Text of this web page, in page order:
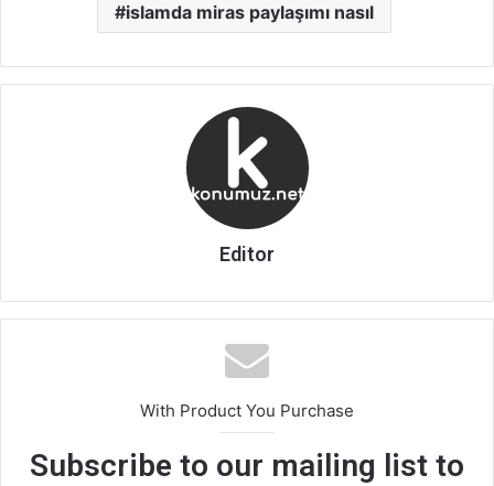
islamda miras paylaşımı nasıl
Editor
With Product You Purchase
Subscribe to our mailing list to